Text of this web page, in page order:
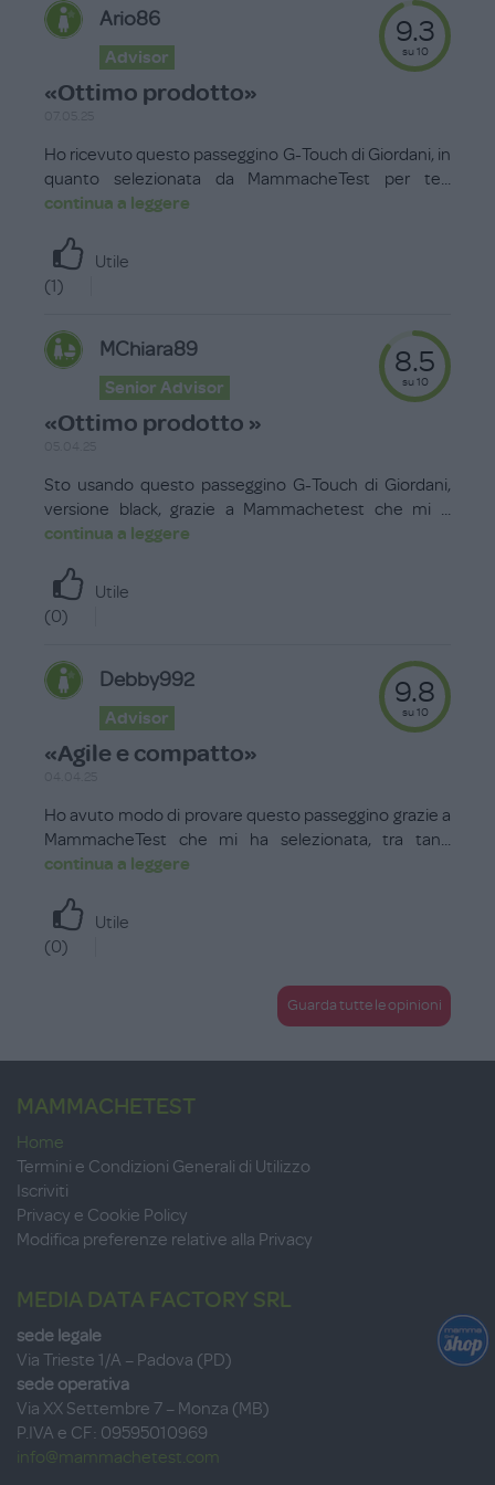
Ario86
Advisor
«Ottimo prodotto»
9.3
su 10
Ho ricevuto questo passeggino G-Touch di Giordani, in
quanto selezionata da MammacheTest per te...
continua a leggere
Utile
(1)
MChiara89
Senior Advisor
«Ottimo prodotto »
8.5
su 10
Sto usando questo passeggino G-Touch di Giordani,
versione black, grazie a Mammachetest che mi ...
continua a leggere
Utile
(0)
Debby992
Advisor
«Agile e compatto»
9.8
su 10
Ho avuto modo di provare questo passeggino grazie a
MammacheTest che mi ha selezionata, tra tan...
continua a leggere
Utile
(0)
Guarda tutte le opinioni
MAMMACHETEST
Home
Termini e Condizioni Generali di Utilizzo
Iscriviti
Privacy e Cookie Policy
Modifica preferenze relative alla Privacy
MEDIA DATA FACTORY SRL
sede legale
Via Trieste 1/A – Padova (PD)
sede operativa
Via XX Settembre 7 – Monza (MB)
P.IVA e CF: 09595010969
info@mammachetest.com